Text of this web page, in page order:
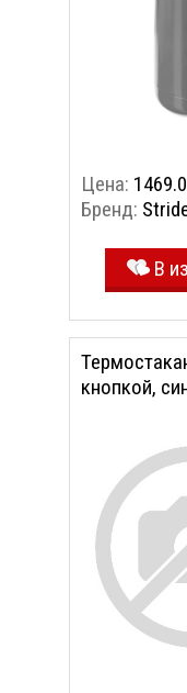
Цена:
Бренд:
В
кнопкой,